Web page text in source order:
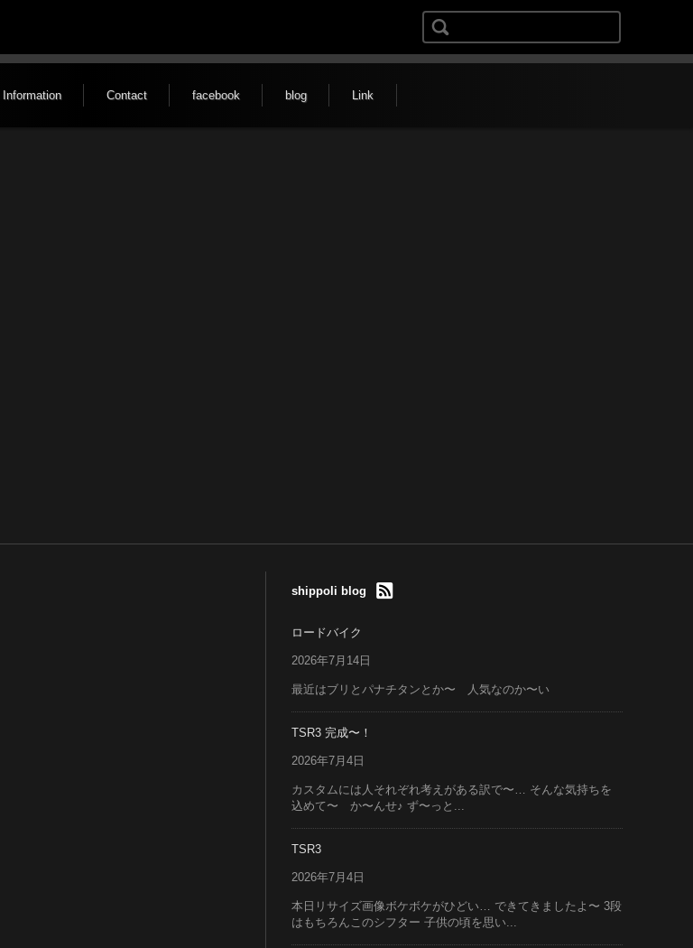
検索:
Information Contact facebook blog Link
shippoli blog
ロードバイク
2026年7月14日
最近はブリとパナチタンとか〜 人気なのか〜い
TSR3 完成〜！
2026年7月4日
カスタムには人それぞれ考えがある訳で〜… そんな気持ちを
込めて〜 か〜んせ♪ ず〜っと...
TSR3
2026年7月4日
本日リサイズ画像ボケボケがひどい… できてきましたよ〜 3段
はもちろんこのシフター 子供の頃を思い...